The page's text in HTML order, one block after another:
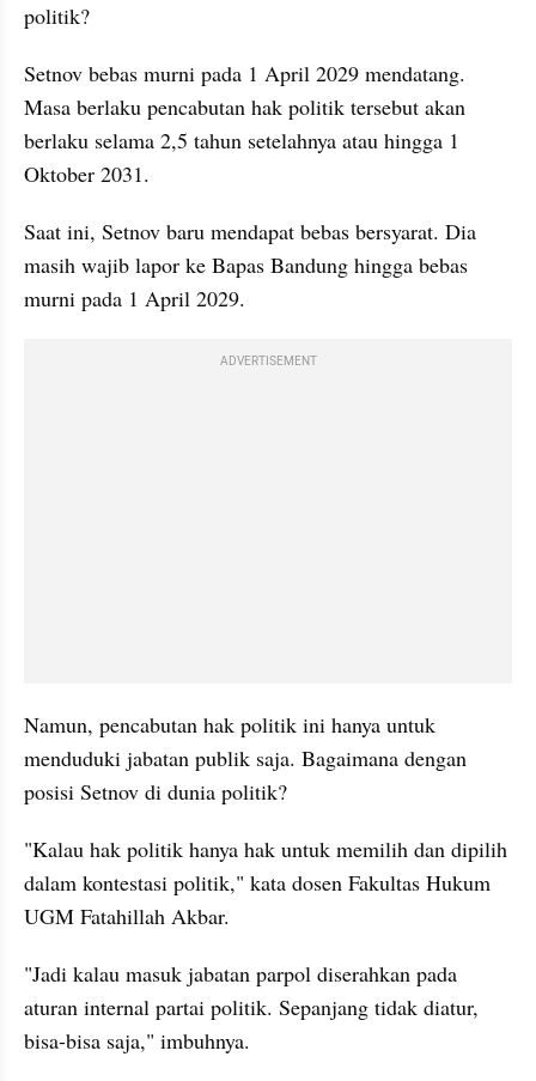
politik?
Setnov bebas murni pada 1 April 2029 mendatang.
Masa berlaku pencabutan hak politik tersebut akan
berlaku selama 2,5 tahun setelahnya atau hingga 1
Oktober 2031.
Saat ini, Setnov baru mendapat bebas bersyarat. Dia
masih wajib lapor ke Bapas Bandung hingga bebas
murni pada 1 April 2029.
ADVERTISEMENT
Namun, pencabutan hak politik ini hanya untuk
menduduki jabatan publik saja. Bagaimana dengan
posisi Setnov di dunia politik?
"Kalau hak politik hanya hak untuk memilih dan dipilih
dalam kontestasi politik," kata dosen Fakultas Hukum
UGM Fatahillah Akbar.
"Jadi kalau masuk jabatan parpol diserahkan pada
aturan internal partai politik. Sepanjang tidak diatur,
bisa-bisa saja," imbuhnya.